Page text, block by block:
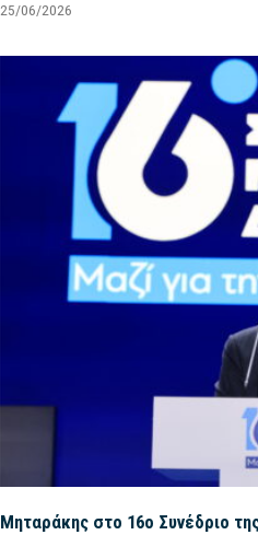
25/06/2026
Μηταράκης στο 16ο Συνέδριο